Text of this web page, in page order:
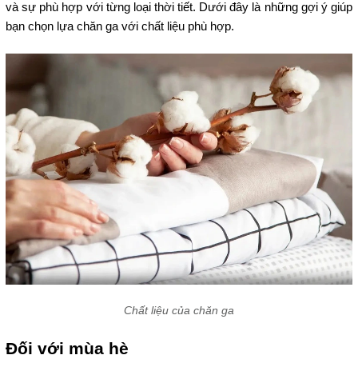
và sự phù hợp với từng loại thời tiết. Dưới đây là những gợi ý giúp
bạn chọn lựa chăn ga với chất liệu phù hợp.
Chất liệu của chăn ga
Đối với mùa hè